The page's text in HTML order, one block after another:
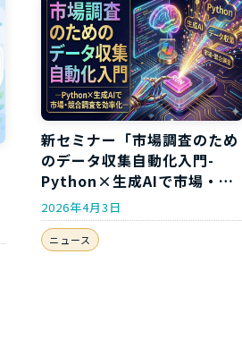
新セミナー「市場調査のため
のデータ収集自動化入門-
Python×生成AIで市場・競
合調査を効率化-」開講のお
知らせ
2026年4月3日
ニュース